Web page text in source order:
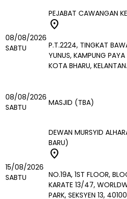
08/08/2026
SABTU
PEJABAT CAWANGAN
location_on
P.T.2224, TINGKAT
YUNUS, KAMPUNG
KOTA BHARU, KELANTAN.
08/08/2026
SABTU
MASJID (TBA)
15/08/2026
SABTU
DEWAN MURSYID
BARU)
location_on
NO.19A, 1ST FLOOR,
KARATE 13/47,
PARK, SEKSYEN 13,